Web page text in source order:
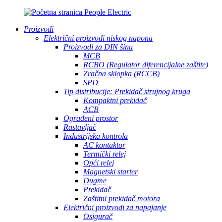
Proizvodi
Električni proizvodi niskog napona
Proizvodi za DIN šinu
MCB
RCBO (Regulator diferencijalne zaštite)
Zračna sklopka (RCCB)
SPD
Tip distribucije: Prekidač strujnog kruga
Kompaktni prekidač
ACB
Ograđeni prostor
Rastavljač
Industrijska kontrola
AC kontaktor
Termički relej
Opći relej
Magnetski starter
Dugme
Prekidač
Zaštitni prekidač motora
Električni proizvodi za napajanje
Osigurač